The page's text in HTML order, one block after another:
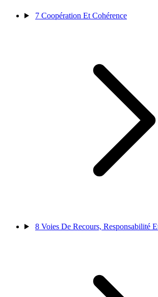
7 Coopération Et Cohérence
8 Voies De Recours, Responsabilité